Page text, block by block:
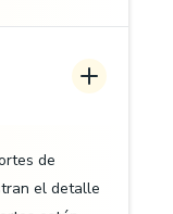
de
el detalle